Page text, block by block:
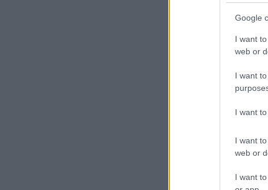
Google
I want
web or
I want
I want
I want
web or
I want
A